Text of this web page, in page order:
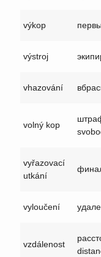
výkop
výstroj
vhazování
volný kop
vyřazovací
utkání
vyloučení
vzdálenost